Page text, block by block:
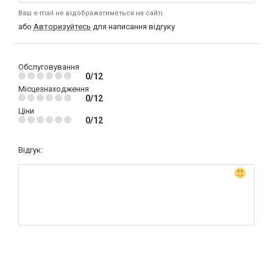
Ваш e-mail не відображатиметься на сайті
або Авторизуйтесь для написання відгуку
Обслуговування
0/12
Місцезнаходження
0/12
Ціни
0/12
Відгук: